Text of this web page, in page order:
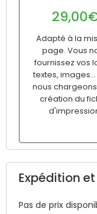
Adapté à la
page. Vous
fournissez vos
textes,
nous
création du
Expédition
Pas de prix